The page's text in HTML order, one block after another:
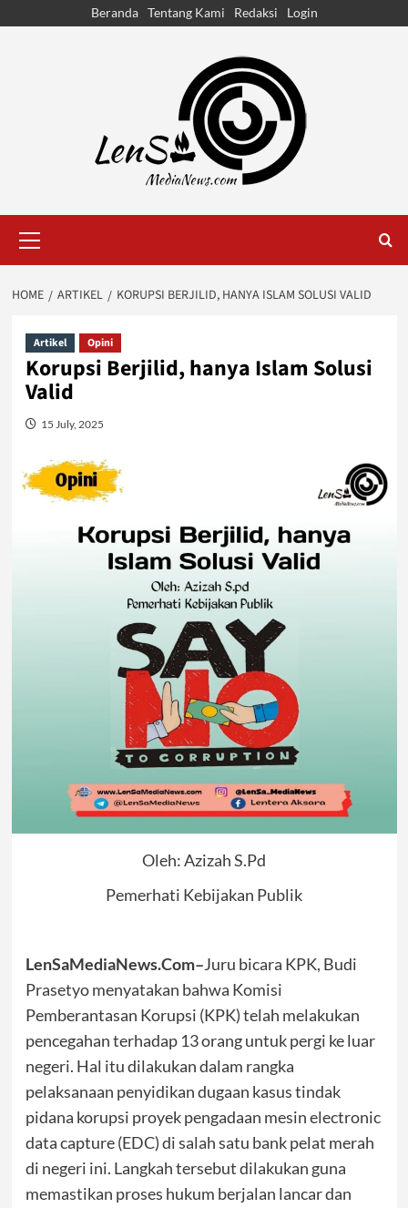
Beranda Tentang Kami Redaksi Login
Menu
HOME ARTIKEL KORUPSI BERJILID, HANYA ISLAM SOLUSI VALID
Artikel Opini
Korupsi Berjilid, hanya Islam Solusi
Valid
15 July, 2025
Oleh: Azizah S.Pd
Pemerhati Kebijakan Publik
LenSaMediaNews.Com–Juru bicara KPK, Budi
Prasetyo menyatakan bahwa Komisi
Pemberantasan Korupsi (KPK) telah melakukan
pencegahan terhadap 13 orang untuk pergi ke luar
negeri. Hal itu dilakukan dalam rangka
pelaksanaan penyidikan dugaan kasus tindak
pidana korupsi proyek pengadaan mesin electronic
data capture (EDC) di salah satu bank pelat merah
di negeri ini. Langkah tersebut dilakukan guna
memastikan proses hukum berjalan lancar dan